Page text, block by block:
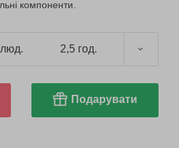
компоненти.
2,5 год.
Подарувати